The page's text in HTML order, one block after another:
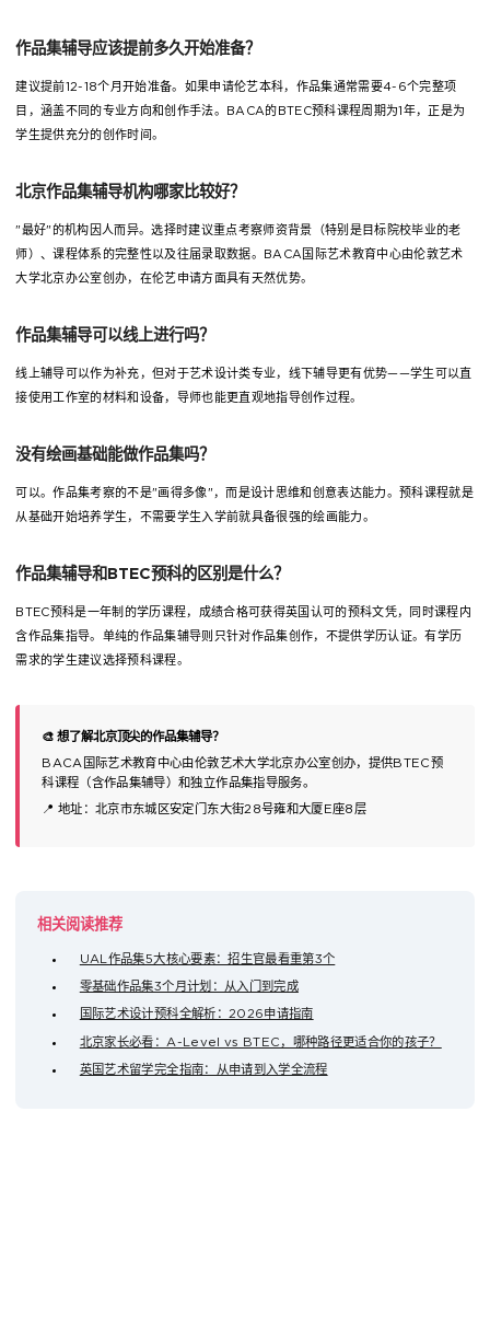
作品集辅导应该提前多久开始准备？
建议提前12-18个月开始准备。如果申请伦艺本科，作品集通常需要4-6个完整项
目，涵盖不同的专业方向和创作手法。BACA的BTEC预科课程周期为1年，正是为
学生提供充分的创作时间。
北京作品集辅导机构哪家比较好？
"最好"的机构因人而异。选择时建议重点考察师资背景（特别是目标院校毕业的老
师）、课程体系的完整性以及往届录取数据。BACA国际艺术教育中心由伦敦艺术
大学北京办公室创办，在伦艺申请方面具有天然优势。
作品集辅导可以线上进行吗？
线上辅导可以作为补充，但对于艺术设计类专业，线下辅导更有优势——学生可以直
接使用工作室的材料和设备，导师也能更直观地指导创作过程。
没有绘画基础能做作品集吗？
可以。作品集考察的不是"画得多像"，而是设计思维和创意表达能力。预科课程就是
从基础开始培养学生，不需要学生入学前就具备很强的绘画能力。
作品集辅导和BTEC预科的区别是什么？
BTEC预科是一年制的学历课程，成绩合格可获得英国认可的预科文凭，同时课程内
含作品集指导。单纯的作品集辅导则只针对作品集创作，不提供学历认证。有学历
需求的学生建议选择预科课程。
🎨 想了解北京顶尖的作品集辅导？
BACA国际艺术教育中心由伦敦艺术大学北京办公室创办，提供BTEC预
科课程（含作品集辅导）和独立作品集指导服务。
📍 地址：北京市东城区安定门东大街28号雍和大厦E座8层
相关阅读推荐
UAL作品集5大核心要素：招生官最看重第3个
零基础作品集3个月计划：从入门到完成
国际艺术设计预科全解析：2026申请指南
北京家长必看：A-Level vs BTEC，哪种路径更适合你的孩子？
英国艺术留学完全指南：从申请到入学全流程